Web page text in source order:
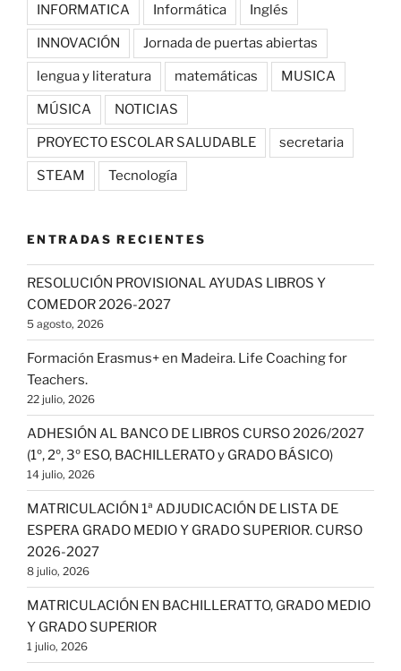
INFORMATICA Informática Inglés
INNOVACIÓN Jornada de puertas abiertas
lengua y literatura matemáticas MUSICA
MÚSICA NOTICIAS
PROYECTO ESCOLAR SALUDABLE secretaria
STEAM Tecnología
ENTRADAS RECIENTES
RESOLUCIÓN PROVISIONAL AYUDAS LIBROS Y
COMEDOR 2026-2027
5 agosto, 2026
Formación Erasmus+ en Madeira. Life Coaching for
Teachers.
22 julio, 2026
ADHESIÓN AL BANCO DE LIBROS CURSO 2026/2027
(1º, 2º, 3º ESO, BACHILLERATO y GRADO BÁSICO)
14 julio, 2026
MATRICULACIÓN 1ª ADJUDICACIÓN DE LISTA DE
ESPERA GRADO MEDIO Y GRADO SUPERIOR. CURSO
2026-2027
8 julio, 2026
MATRICULACIÓN EN BACHILLERATTO, GRADO MEDIO
Y GRADO SUPERIOR
1 julio, 2026